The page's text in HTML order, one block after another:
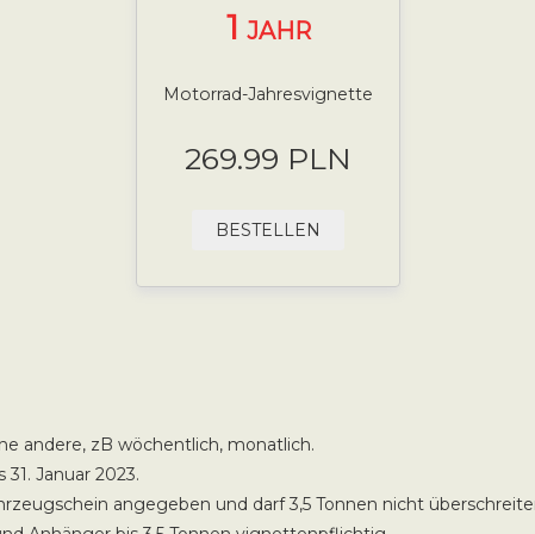
1 JAHR
Motorrad-Jahresvignette
269.99 PLN
BESTELLEN
andere, zB wöchentlich, monatlich.
Januar 2023.
angegeben und darf 3,5 Tonnen nicht